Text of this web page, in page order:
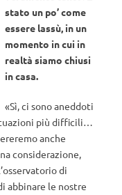
stato un po’ come
essere lassù, in un
momento in cui in
realtà siamo chiusi
in casa.
«Sì, ci sono aneddoti
più difficili…
anche
considerazione,
di
abbinare le nostre